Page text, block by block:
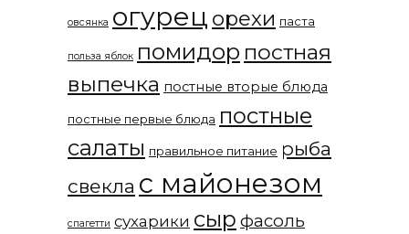
овсянка огурец орехи паста
польза яблок помидор постная
выпечка постные вторые блюда
постные первые блюда постные
салаты правильное питание рыба
свекла с майонезом
спагетти сухарики сыр фасоль